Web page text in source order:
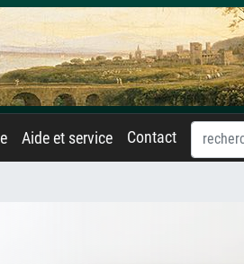
Aide et service Contact